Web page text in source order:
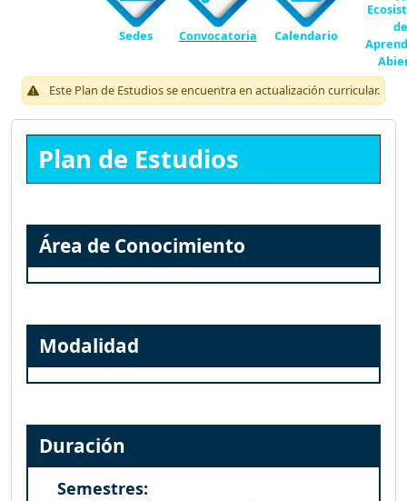
Sedes Convocatoria Calendario
de
Este Plan de Estudios se encuentra en actualización curricular.
Plan de Estudios
Área de Conocimiento
Modalidad
Duración
Semestres: